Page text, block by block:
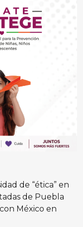
de “ética” en
de Puebla
México en